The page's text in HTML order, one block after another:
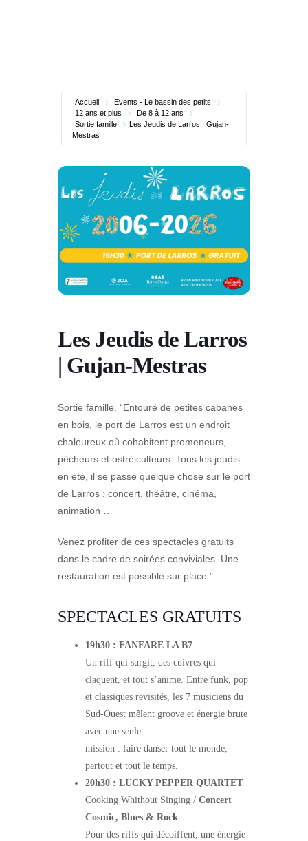
Accueil
Events - Le bassin des petits
12 ans et plus
De 8 à 12 ans
Sortie famille
Les Jeudis de Larros | Gujan-
Mestras
Les Jeudis de Larros
| Gujan-Mestras
Sortie famille. “Entouré de petites cabanes
en bois, le port de Larros est un endroit
chaleureux où cohabitent promeneurs,
pêcheurs et ostréiculteurs. Tous les jeudis
en été, il se passe quelque chose sur le port
de Larros : concert, théâtre, cinéma,
animation …
Venez profiter de ces spectacles gratuits
dans le cadre de soirées conviviales. Une
restauration est possible sur place.”
SPECTACLES GRATUITS
19h30 : FANFARE LA B7
Un riff qui surgit, des cuivres qui
claquent, et tout s’anime. Entre funk, pop
et classiques revisités, les 7 musiciens du
Sud-Ouest mêlent groove et énergie brute
avec une seule
mission : faire danser tout le monde,
partout et tout le temps.
20h30 : LUCKY PEPPER QUARTET
Cooking Whithout Singing / Concert
Cosmic, Blues & Rock
Pour des riffs qui décoiffent, une énergie